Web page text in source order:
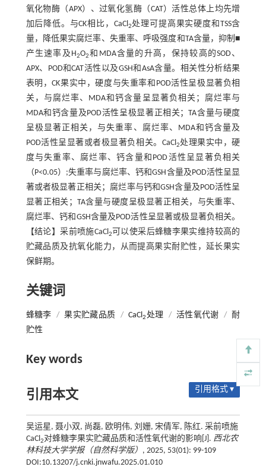
氧化物酶（APX）、过氧化氢酶（CAT）活性总体上均先增
加后降低。与CK相比，CaCl 2处理可提高果实硬度和TSS含
量，降低果实腐烂率、失重率、呼吸强度和TA含量，抑制■
产生速率及H2O2和MDA含量的升高，保持较高的SOD、
APX、POD和CAT活性以及GSH和AsA含量。相关性分析结果
表明，CK果实中，硬度与失重率和POD活性呈极显著负相
关，与腐烂率、MDA和钙含量呈显著负相关；腐烂率与
MDA和钙含量及POD活性呈极显著正相关；TA含量与硬度
呈极显著正相关，与失重率、腐烂率、MDA和钙含量及
POD活性呈显著或者极显著负相关。CaCl 2处理果实中，硬
度与失重率、腐烂率、钙含量和POD活性呈显著负相关
（P<0.05）;失重率与腐烂率、钙和GSH含量及POD活性呈显
著或者极显著正相关；腐烂率与钙和GSH含量及POD活性呈
显著正相关；TA含量与硬度呈极显著正相关，与失重率、
腐烂率、钙和GSH含量及POD活性呈显著或极显著负相关。
【结论】采前喷施CaCl 2 可以使采后蜂糖李果实维持较高的
贮藏品质及抗氧化能力，从而提高果实耐贮性，延长果实
保鲜期。
关键词
蜂糖李 / 果实贮藏品质 / CaCl2 处理 / 活性氧代谢 / 耐
贮性
Key words
引用本文 引用格式 ▾
吴运星, 聂小双, 尚磊, 欧明伟, 刘姗, 宋倩军, 陈红. 采前喷施
CaCl 2对蜂糖李果实贮藏品质和活性氧代谢的影响[J]. 西北农
林科技大学学报（自然科学版） , 2025, 53(01): 99-109
DOI:10.13207/j.cnki.jnwafu.2025.01.010